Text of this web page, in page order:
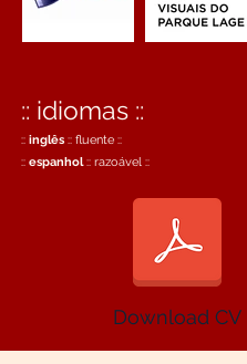
:: idiomas ::
:: inglês :: fluente ::
:: espanhol:: razoável ::
Download CV